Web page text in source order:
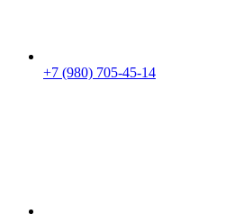
+7 (980) 705-45-14